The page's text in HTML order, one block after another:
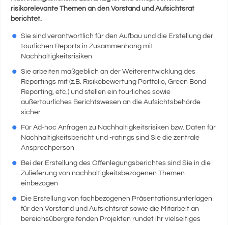
risikorelevante Themen an den Vorstand und Aufsichtsrat
berichtet.
Sie sind verantwortlich für den Aufbau und die Erstellung der
tourlichen Reports in Zusammenhang mit
Nachhaltigkeitsrisiken
Sie arbeiten maßgeblich an der Weiterentwicklung des
Reportings mit (z.B. Risikobewertung Portfolio, Green Bond
Reporting, etc.) und stellen ein tourliches sowie
außertourliches Berichtswesen an die Aufsichtsbehörde
sicher
Für Ad-hoc Anfragen zu Nachhaltigkeitsrisiken bzw. Daten für
Nachhaltigkeitsbericht und -ratings sind Sie die zentrale
Ansprechperson
Bei der Erstellung des Offenlegungsberichtes sind Sie in die
Zulieferung von nachhaltigkeitsbezogenen Themen
einbezogen
Die Erstellung von fachbezogenen Präsentationsunterlagen
für den Vorstand und Aufsichtsrat sowie die Mitarbeit an
bereichsübergreifenden Projekten rundet ihr vielseitiges